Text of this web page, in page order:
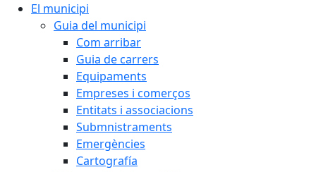
El municipi
Guia del municipi
Com arribar
Guia de carrers
Equipaments
Empreses i comerços
Entitats i associacions
Submnistraments
Emergències
Cartografía